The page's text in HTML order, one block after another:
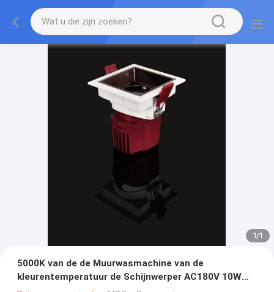
1/1
5000K van de de Muurwasmachine van de
kleurentemperatuur de Schijnwerper AC180V 10W